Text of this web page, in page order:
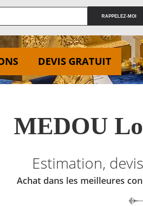
DEVIS GRATUIT
MEDOU
Estimation,
Achat dans les meilleures